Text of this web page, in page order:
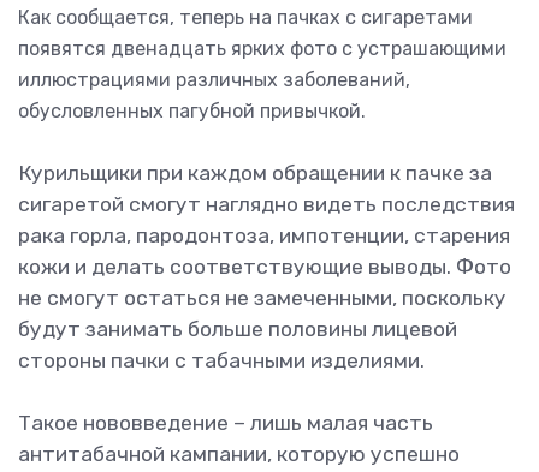
Как сообщается, теперь на пачках с сигаретами
появятся двенадцать ярких фото с устрашающими
иллюстрациями различных заболеваний,
обусловленных пагубной привычкой.
Курильщики при каждом обращении к пачке за
сигаретой смогут наглядно видеть последствия
рака горла, пародонтоза, импотенции, старения
кожи и делать соответствующие выводы. Фото
не смогут остаться не замеченными, поскольку
будут занимать больше половины лицевой
стороны пачки с табачными изделиями.
Такое нововведение – лишь малая часть
антитабачной кампании, которую успешно